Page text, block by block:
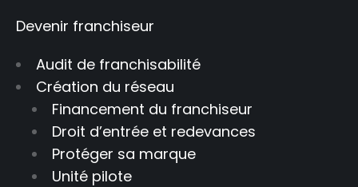
Devenir franchiseur
Audit de franchisabilité
Création du réseau
Financement du franchiseur
Droit d’entrée et redevances
Protéger sa marque
Unité pilote